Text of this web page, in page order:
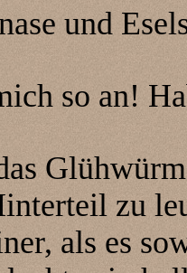
und
so an!
zu
als es